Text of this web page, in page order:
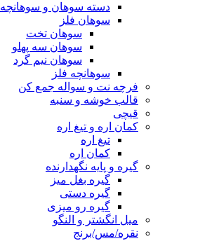
دسته سوهان و سوهانچه
سوهان فلز
سوهان تخت
سوهان سه پهلو
سوهان نیم گرد
سوهانچه فلز
فرچه نت و سواله جمع کن
قالب خوشه و سنبه
قیچی
کمان اره و تیغ اره
تیغ اره
کمان اره
گیره و پایه نگهدارنده
گیره بغل میز
گیره دستی
گیره رو میزی
میل انگشتر و النگو
نقره/مس/برنج